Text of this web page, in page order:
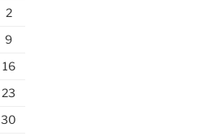
2
9
16
23
30